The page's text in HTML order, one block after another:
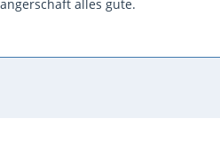
alles gute.